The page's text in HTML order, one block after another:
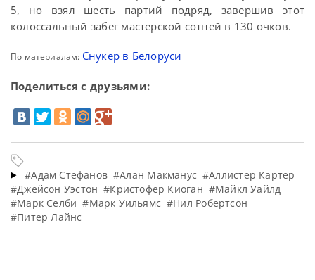
5, но взял шесть партий подряд, завершив этот
колоссальный забег мастерской сотней в 130 очков.
По материалам: Снукер в Белоруси
Поделиться с друзьями:
#Адам Стефанов #Алан Макманус #Аллистер Картер
#Джейсон Уэстон #Кристофер Киоган #Майкл Уайлд
#Марк Селби #Марк Уильямс #Нил Робертсон
#Питер Лайнс